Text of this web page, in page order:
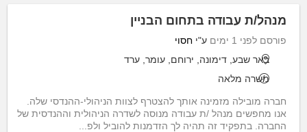
מנהל/ת עבודה בתחום הבניין
פורסם לפני 1 ימים ע"י חסוי
באר שבע, דימונה, ירוחם, עומר, ערד
משרה מלאה
חברה מובילה מזמינה אותך להצטרף לצוות הניהולי-ההנדסי שלה.
אנו מחפשים מנהל /ת עבודה מנוסה לשדרה הניהולית וההנדסית של
החברה. בתפקיד זה תהיה לך הזדמנות להוביל ולפ...